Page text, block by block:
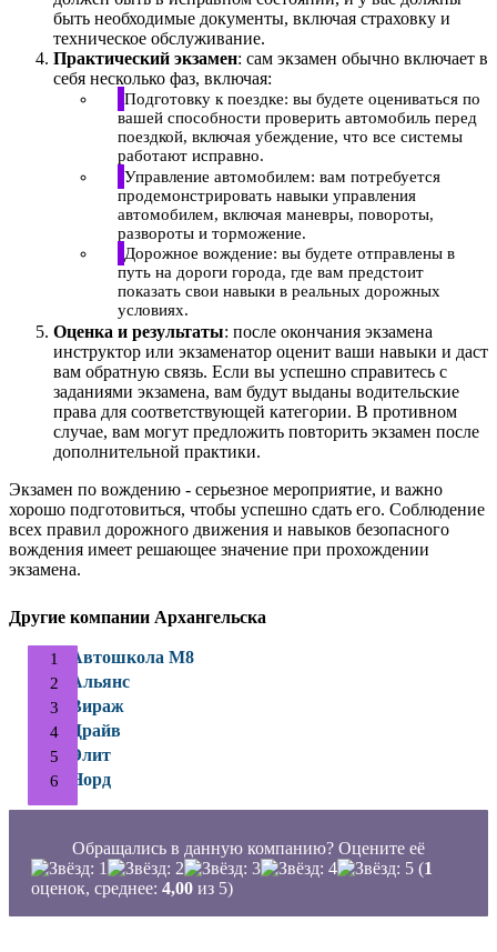
быть необходимые документы, включая страховку и
техническое обслуживание.
Практический экзамен: сам экзамен обычно включает в
себя несколько фаз, включая:
Подготовку к поездке: вы будете оцениваться по
вашей способности проверить автомобиль перед
поездкой, включая убеждение, что все системы
работают исправно.
Управление автомобилем: вам потребуется
продемонстрировать навыки управления
автомобилем, включая маневры, повороты,
развороты и торможение.
Дорожное вождение: вы будете отправлены в
путь на дороги города, где вам предстоит
показать свои навыки в реальных дорожных
условиях.
Оценка и результаты: после окончания экзамена
инструктор или экзаменатор оценит ваши навыки и даст
вам обратную связь. Если вы успешно справитесь с
заданиями экзамена, вам будут выданы водительские
права для соответствующей категории. В противном
случае, вам могут предложить повторить экзамен после
дополнительной практики.
Экзамен по вождению - серьезное мероприятие, и важно
хорошо подготовиться, чтобы успешно сдать его. Соблюдение
всех правил дорожного движения и навыков безопасного
вождения имеет решающее значение при прохождении
экзамена.
Другие компании Архангельска
Автошкола М8
Альянс
Вираж
Драйв
Элит
Норд
Обращались в данную компанию? Оцените её
(1
оценок, среднее: 4,00 из 5)